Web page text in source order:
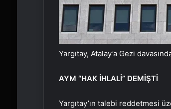
Yargıtay, Atalay’a Gezi
AYM “HAK İHLALİ” DEMİŞTİ
Yargıtay’ın talebi reddetmesi